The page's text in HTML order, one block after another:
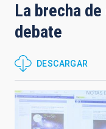
navegación
La brecha
debate
DESCARGAR